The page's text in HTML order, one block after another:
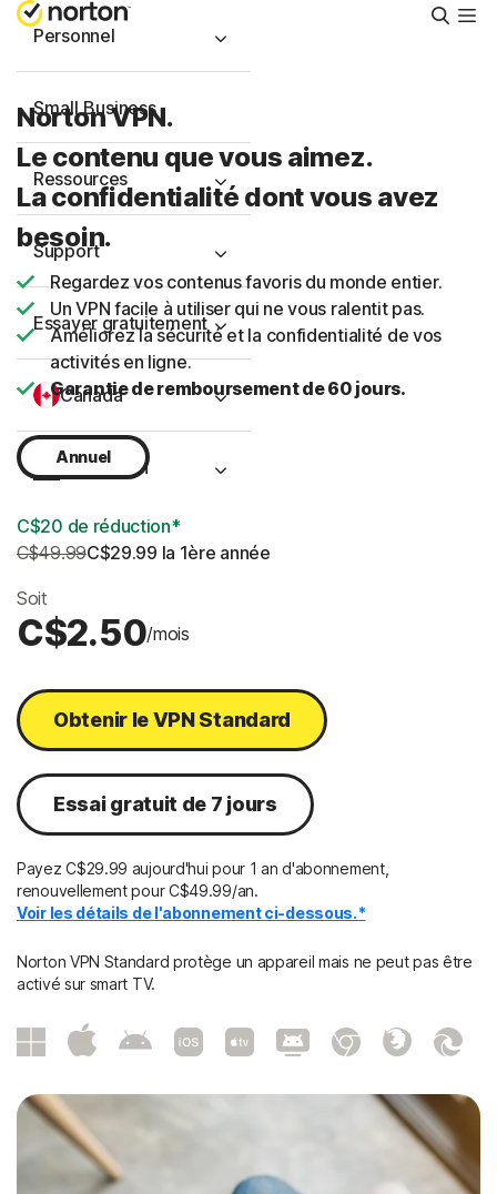
Personnel
Small Business
Ressources
Support
Essayer gratuitement
Canada
Connexion
Norton VPN.
Le contenu que vous aimez.
La confidentialité dont vous avez
besoin.
Regardez vos contenus favoris du monde entier.
Un VPN facile à utiliser qui ne vous ralentit pas.
Améliorez la sécurité et la confidentialité de vos
activités en ligne.
Garantie de remboursement de 60 jours.
Annuel
C$20 de réduction*
C$49.99C$29.99 la 1ère année
Soit
C$2.50/mois
Obtenir le VPN Standard
Essai gratuit de 7 jours
Payez C$29.99 aujourd'hui pour 1 an d'abonnement,
renouvellement pour C$49.99/an.
Voir les détails de l'abonnement ci-dessous.*
Norton VPN Standard protège un appareil mais ne peut pas être
activé sur smart TV.